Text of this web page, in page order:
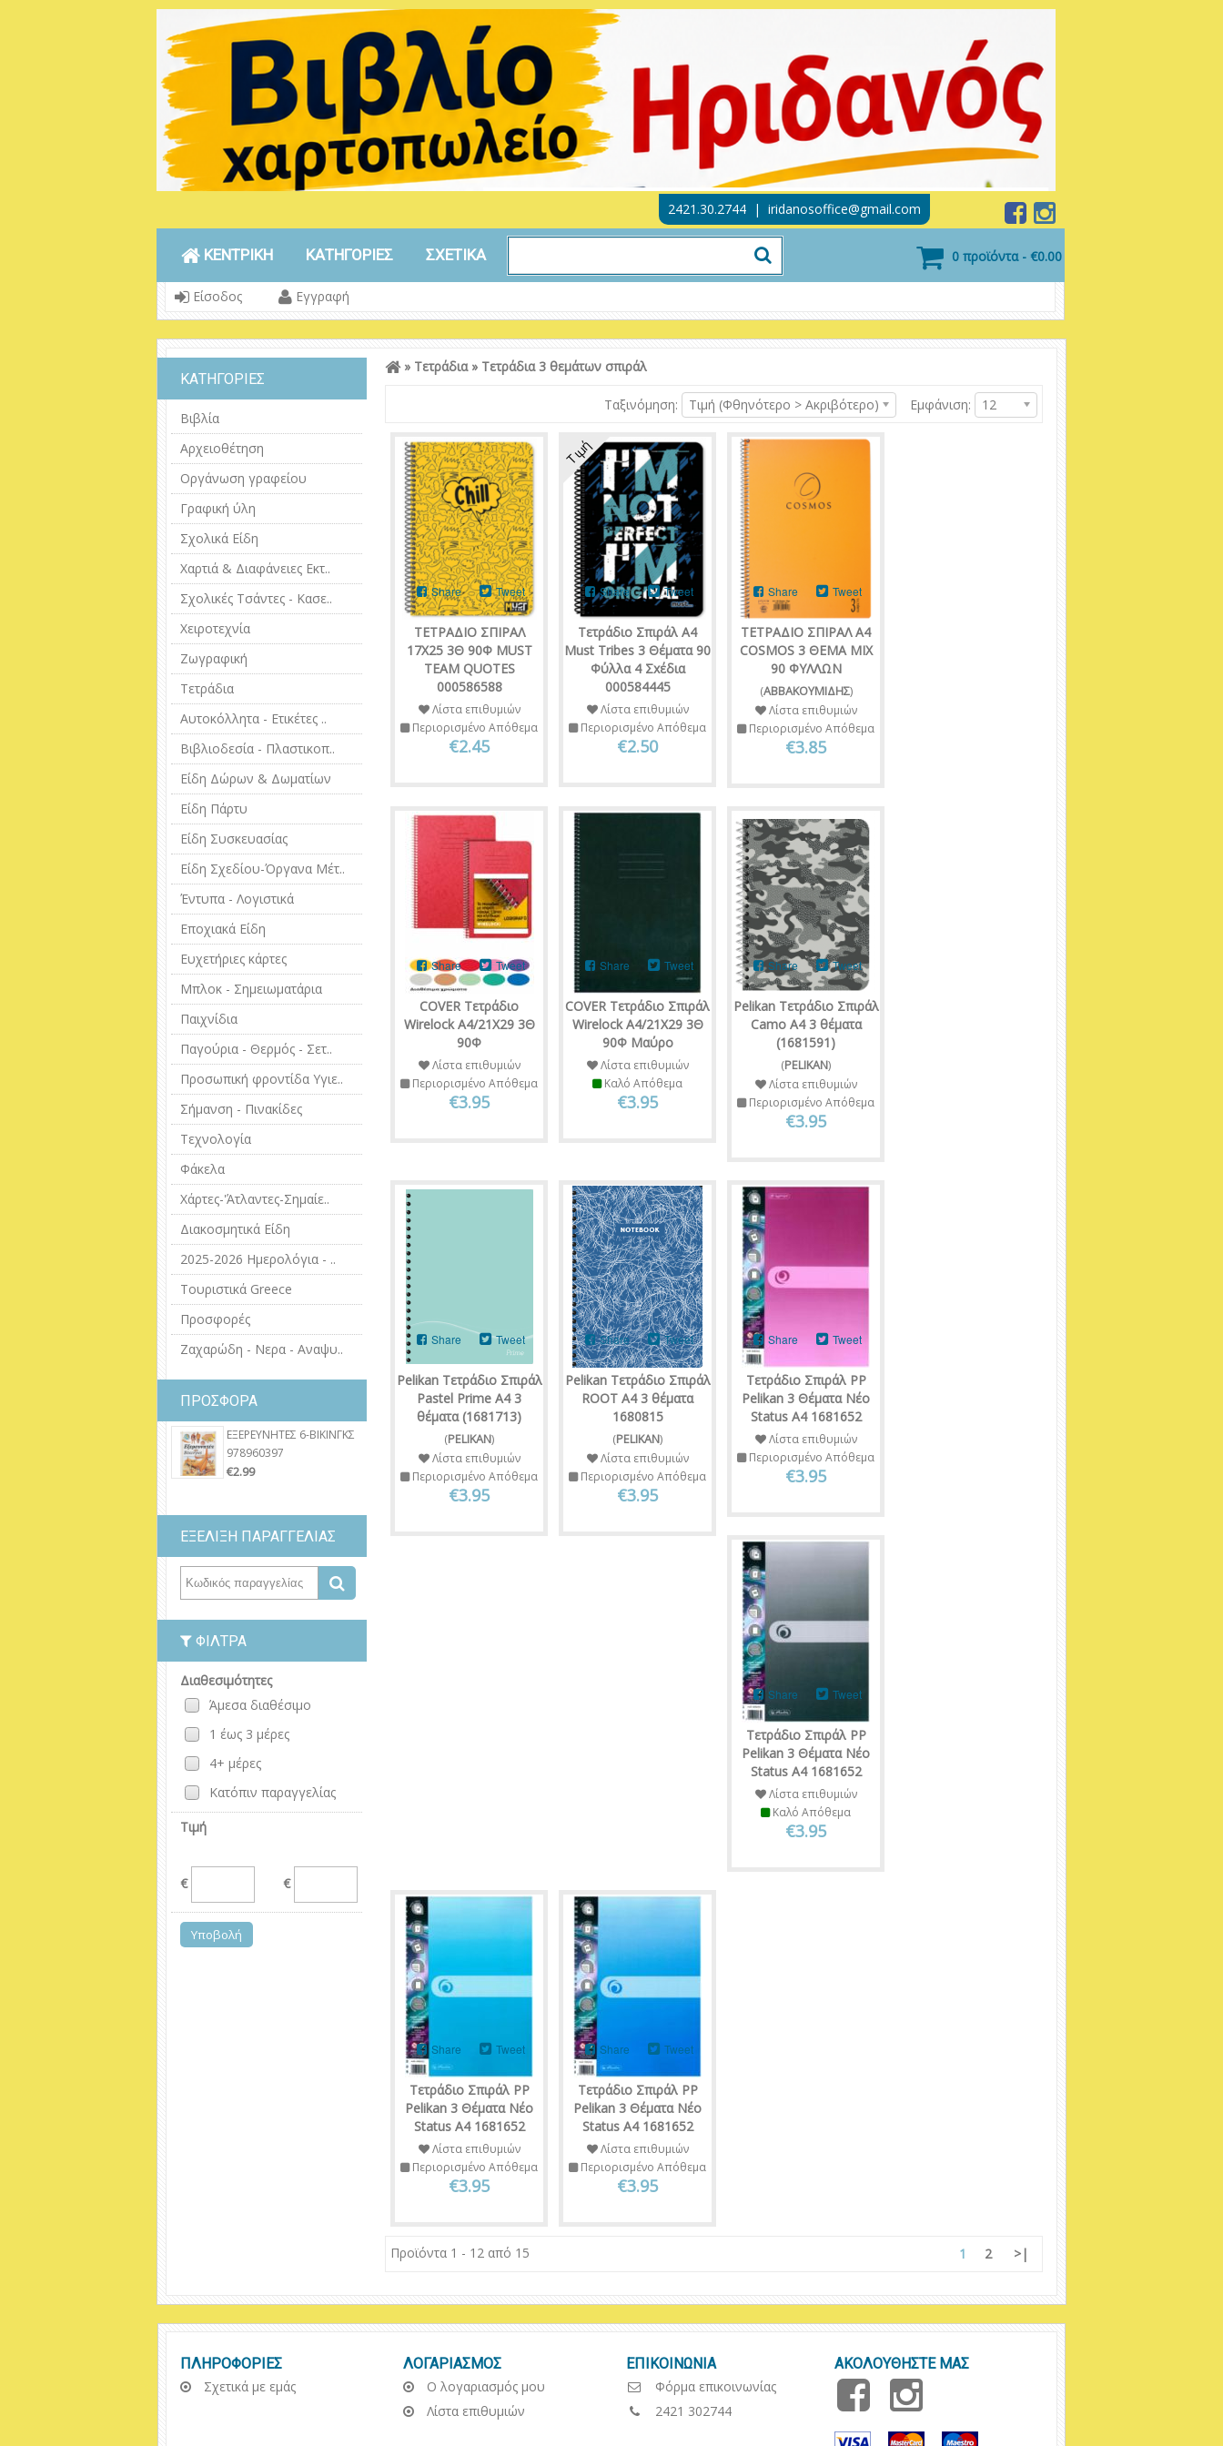
2421.30.2744 | iridanosoffice@gmail.com
0 προϊόντα - €0.00
ΚΕΝΤΡΙΚΗ ΚΑΤΗΓΟΡΙΕΣ ΣΧΕΤΙΚΑ
Είσοδος Εγγραφή
ΚΑΤΗΓΟΡΙΕΣ
Βιβλία
Αρχειοθέτηση
Οργάνωση γραφείου
Γραφική ύλη
Σχολικά Είδη
Χαρτιά & Διαφάνειες Εκτ..
Σχολικές Τσάντες - Κασε..
Χειροτεχνία
Ζωγραφική
Τετράδια
Αυτοκόλλητα - Ετικέτες ..
Βιβλιοδεσία - Πλαστικοπ..
Είδη Δώρων & Δωματίων
Είδη Πάρτυ
Είδη Συσκευασίας
Είδη Σχεδίου-Όργανα Μέτ..
Έντυπα - Λογιστικά
Εποχιακά Είδη
Ευχετήριες κάρτες
Μπλοκ - Σημειωματάρια
Παιχνίδια
Παγούρια - Θερμός - Σετ..
Προσωπική φροντίδα Υγιε..
Σήμανση - Πινακίδες
Τεχνολογία
Φάκελα
Χάρτες-'Άτλαντες-Σημαίε..
Διακοσμητικά Είδη
2025-2026 Ημερολόγια - ..
Τουριστικά Greece
Προσφορές
Ζαχαρώδη - Νερα - Αναψυ..
ΠΡΟΣΦΟΡΑ
ΕΞΕΡΕΥΝΗΤΕΣ 6-ΒΙΚΙΝΓΚΣ
978960397
€2.99
ΕΞΕΛΙΞΗ ΠΑΡΑΓΓΕΛΙΑΣ
ΦΊΛΤΡΑ
Διαθεσιμότητες
Άμεσα διαθέσιμο
1 έως 3 μέρες
4+ μέρες
Κατόπιν παραγγελίας
Τιμή
€ €
» Τετράδια» Τετράδια 3 θεμάτων σπιράλ
Εμφάνιση: 12
Ταξινόμηση: Τιμή (Φθηνότερο > Ακριβότερο)
ΤΕΤΡΑΔΙΟ ΣΠΙΡΑΛ
17Χ25 3Θ 90Φ MUST
TEAM QUOTES
000586588
Share Tweet
Λίστα επιθυμιών
Περιορισμένο Απόθεμα
€2.45
Τιμή
Τετράδιο Σπιράλ Α4
Must Tribes 3 Θέματα 90
Φύλλα 4 Σxέδια
000584445
Share Tweet
Λίστα επιθυμιών
Περιορισμένο Απόθεμα
€2.50
ΤΕΤΡΑΔΙΟ ΣΠΙΡΑΛ A4
COSMOS 3 ΘΕΜΑ MIX
90 ΦΥΛΛΩΝ
(ΑΒΒΑΚΟΥΜΙΔΗΣ)
Share Tweet
Λίστα επιθυμιών
Περιορισμένο Απόθεμα
€3.85
COVER Τετράδιο
Wirelock Α4/21Χ29 3Θ
90Φ
Share Tweet
Λίστα επιθυμιών
Περιορισμένο Απόθεμα
€3.95
COVER Τετράδιο Σπιράλ
Wirelock Α4/21Χ29 3Θ
90Φ Μαύρο
Share Tweet
Λίστα επιθυμιών
Καλό Απόθεμα
€3.95
Pelikan Τετράδιο Σπιράλ
Camo A4 3 θέματα
(1681591)
(PELIKAN)
Share Tweet
Λίστα επιθυμιών
Περιορισμένο Απόθεμα
€3.95
Pelikan Τετράδιο Σπιράλ
Pastel Prime A4 3
θέματα (1681713)
(PELIKAN)
Share Tweet
Λίστα επιθυμιών
Περιορισμένο Απόθεμα
€3.95
Pelikan Τετράδιο Σπιράλ
ROOT A4 3 θέματα
1680815
(PELIKAN)
Share Tweet
Λίστα επιθυμιών
Περιορισμένο Απόθεμα
€3.95
Τετράδιο Σπιράλ PP
Pelikan 3 Θέματα Νέο
Status Α4 1681652
Share Tweet
Λίστα επιθυμιών
Περιορισμένο Απόθεμα
€3.95
Τετράδιο Σπιράλ PP
Pelikan 3 Θέματα Νέο
Status Α4 1681652
Share Tweet
Λίστα επιθυμιών
Καλό Απόθεμα
€3.95
Τετράδιο Σπιράλ PP
Pelikan 3 Θέματα Νέο
Status Α4 1681652
Share Tweet
Λίστα επιθυμιών
Περιορισμένο Απόθεμα
€3.95
Τετράδιο Σπιράλ PP
Pelikan 3 Θέματα Νέο
Status Α4 1681652
Share Tweet
Λίστα επιθυμιών
Περιορισμένο Απόθεμα
€3.95
1 2 >|
Προϊόντα 1 - 12 από 15
ΠΛΗΡΟΦΟΡΙΕΣ
Σχετικά με εμάς
ΛΟΓΑΡΙΑΣΜΟΣ
Ο λογαριασμός μου
Λίστα επιθυμιών
ΕΠΙΚΟΙΝΩΝΙΑ
Φόρμα επικοινωνίας
2421 302744
ΑΚΟΛΟΥΘΗΣΤΕ ΜΑΣ